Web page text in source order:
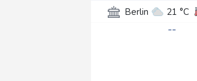
Berlin 21 °C
Frankfurt am Main
--